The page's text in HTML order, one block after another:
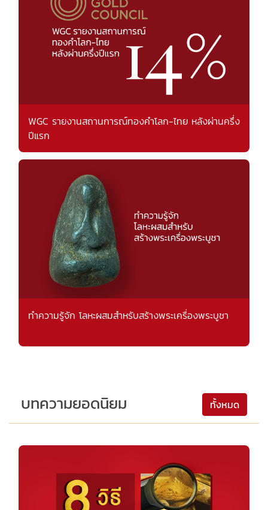
WGC รายงานสถานการณ์ทองคำโลก-ไทย หลังผ่านครึ่ง
ปีแรก
ทำความรู้จัก โลหะผสมสำหรับสร้างพระเครื่องพระบูชา
บทความยอดนิยม ทั้งหมด